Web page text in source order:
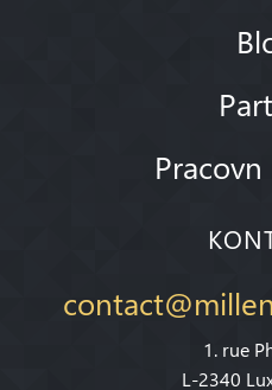
1. rue
L-2340